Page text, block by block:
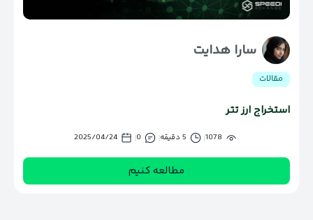
سارا هدایت
مقالات
استخراج ارز تتر
1078 5 دقیقه 0
2025/04/24
مطالعه کنیم